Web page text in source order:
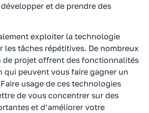
et de prendre des
exploiter la technologie
les tâches répétitives. De nombreux
de projet offrent des fonctionnalités
qui peuvent vous faire gagner un
usage de ces technologies
de vous concentrer sur des
et d’améliorer votre